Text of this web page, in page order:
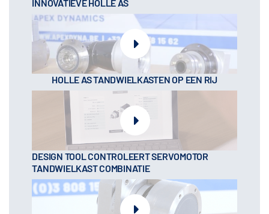
INNOVATIEVE HOLLE AS
HOLLE AS TANDWIELKASTEN OP EEN RIJ
DESIGN TOOL CONTROLEERT SERVOMOTOR
TANDWIELKAST COMBINATIE